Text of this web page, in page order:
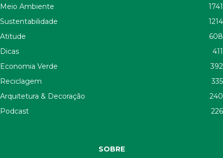
Meio Ambiente
1741
Sustentabilidade
1214
Atitude
608
Dicas
411
Economia Verde
392
Reciclagem
335
Arquitetura & Decoração
240
Podcast
226
SOBRE